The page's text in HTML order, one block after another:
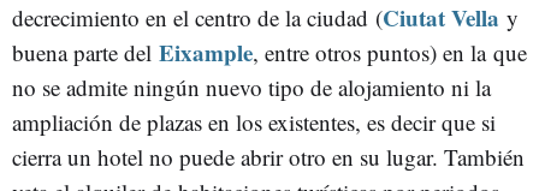
decrecimiento en el centro de la ciudad (Ciutat Vella y
buena parte del Eixample, entre otros puntos) en la que
no se admite ningún nuevo tipo de alojamiento ni la
ampliación de plazas en los existentes, es decir que si
cierra un hotel no puede abrir otro en su lugar. También